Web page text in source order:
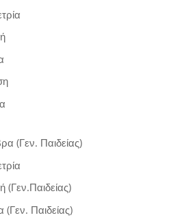
(Γεν. Παιδείας)
(Γεν.Παιδείας)
(Γεν. Παιδείας)